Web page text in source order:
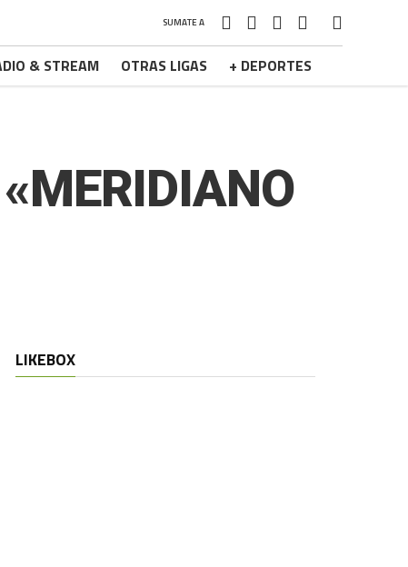
SUMATE A
& STREAM OTRAS LIGAS + DEPORTES
LIKEBOX